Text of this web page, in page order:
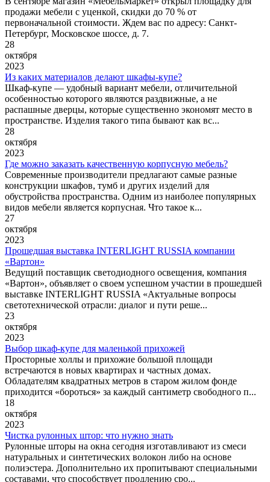
продажи мебели с уценкой, скидки до 70 % от
первоначальной стоимости. Ждем вас по адресу: Санкт-
Петербург, Московское шоссе, д. 7.
28
октября
2023
Из каких материалов делают шкафы-купе?
Шкаф-купе — удобный вариант мебели, отличительной
особенностью которого являются раздвижные, а не
распашные дверцы, которые существенно экономят место в
пространстве. Изделия такого типа бывают как вс...
28
октября
2023
Где можно заказать качественную корпусную мебель?
Современные производители предлагают самые разные
конструкции шкафов, тумб и других изделий для
обустройства пространства. Одним из наиболее популярных
видов мебели является корпусная. Что такое к...
27
октября
2023
Прошедшая выставка INTERLIGHT RUSSIA компании
«Вартон»
Ведущий поставщик светодиодного освещения, компания
«Вартон», объявляет о своем успешном участии в прошедшей
выставке INTERLIGHT RUSSIA «Актуальные вопросы
светотехнической отрасли: диалог и пути реше...
23
октября
2023
Выбор шкаф-купе для маленькой прихожей
Просторные холлы и прихожие большой площади
встречаются в новых квартирах и частных домах.
Обладателям квадратных метров в старом жилом фонде
приходится «бороться» за каждый сантиметр свободного п...
18
октября
2023
Чистка рулонных штор: что нужно знать
Рулонные шторы на окна сегодня изготавливают из смеси
натуральных и синтетических волокон либо на основе
полиэстера. Дополнительно их пропитывают специальными
составами, что способствует продлению сро...